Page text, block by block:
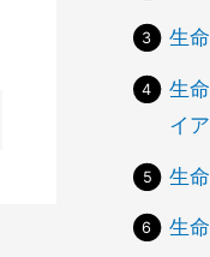
生
生
イ
生
生